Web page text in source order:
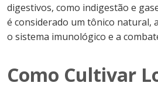
digestivos, como indigestão e
é considerado um tônico natural,
o sistema imunológico e a
Como Cultivar